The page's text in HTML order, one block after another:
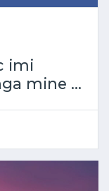
imi
mine ...